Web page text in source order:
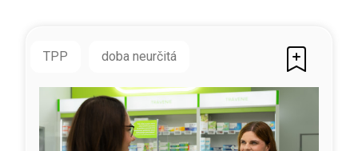
TPP doba neurčitá